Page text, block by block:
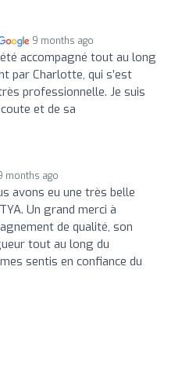
9 months ago
été accompagné tout au long
par Charlotte, qui s’est
professionnelle. Je suis
et de sa
months ago
avons eu une très belle
Un grand merci à
de qualité, son
tout au long du
sentis en confiance du